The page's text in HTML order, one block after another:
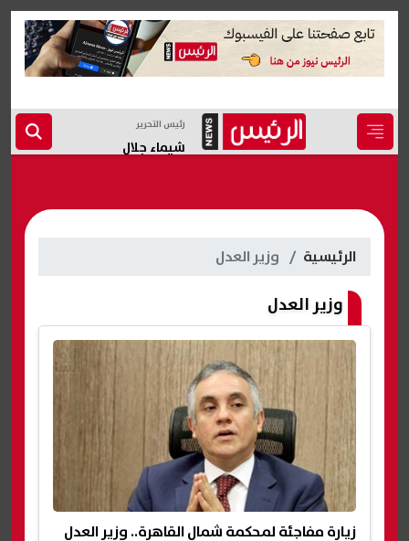
رئيس التحرير
شيماء جلال
الرئيسية وزير العدل
وزير العدل
زيارة مفاجئة لمحكمة شمال القاهرة.. وزير العدل